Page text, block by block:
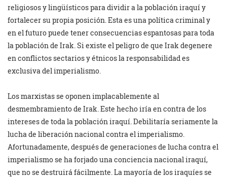
religiosos y lingüísticos para dividir a la población iraquí y
fortalecer su propia posición. Esta es una política criminal y
en el futuro puede tener consecuencias espantosas para toda
la población de Irak. Si existe el peligro de que Irak degenere
en conflictos sectarios y étnicos la responsabilidad es
exclusiva del imperialismo.
Los marxistas se oponen implacablemente al
desmembramiento de Irak. Este hecho iría en contra de los
intereses de toda la población iraquí. Debilitaría seriamente la
lucha de liberación nacional contra el imperialismo.
Afortunadamente, después de generaciones de lucha contra el
imperialismo se ha forjado una conciencia nacional iraquí,
que no se destruirá fácilmente. La mayoría de los iraquíes se